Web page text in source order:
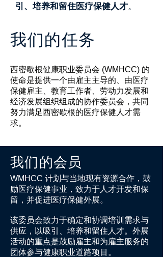
引、培养和留住医疗保健人才。
我们的任务
西密歇根健康职业委员会 (WMHCC) 的
使命是提供一个由雇主主导的、由医疗
保健雇主、教育工作者、劳动力发展和
经济发展组织组成的协作委员会，共同
努力满足西密歇根的医疗保健人才需
求。
我们的会员
WMHCC 计划与当地现有资源合作，鼓
励医疗保健事业，致力于人才开发和保
留，并促进医疗保健外展。
该委员会致力于确定和协调培训需求与
供应，以吸引、培养和留住人才。外展
活动的重点是鼓励雇主和为雇主服务的
团体参与健康职业道路项目。